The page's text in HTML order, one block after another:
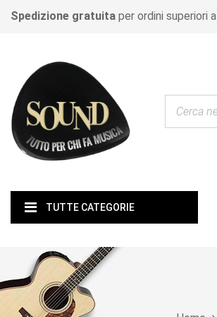
Spedizione gratuita per ordini superiori a
TUTTE CATEGORIE